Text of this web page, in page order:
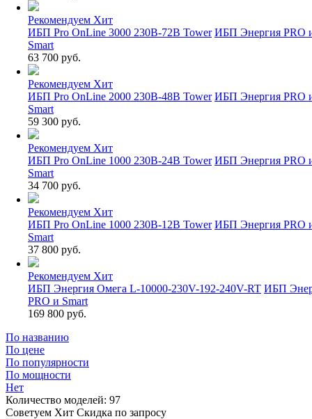
Рекомендуем Хит
ИБП Pro OnLine 3000 230В-72В Tower ИБП Энергия PRO
Smart
63 700 руб.
Рекомендуем Хит
ИБП Pro OnLine 2000 230В-48В Tower ИБП Энергия PRO
Smart
59 300 руб.
Рекомендуем Хит
ИБП Pro OnLine 1000 230В-24В Tower ИБП Энергия PRO
Smart
34 700 руб.
Рекомендуем Хит
ИБП Pro OnLine 1000 230В-12В Tower ИБП Энергия PRO
Smart
37 800 руб.
Рекомендуем Хит
ИБП Энергия Омега L-10000-230V-192-240V-RT ИБП
PRO и Smart
169 800 руб.
По названию
По цене
По популярности
По мощности
Нет
Количество моделей: 97
Советуем Хит Скидка по запросу